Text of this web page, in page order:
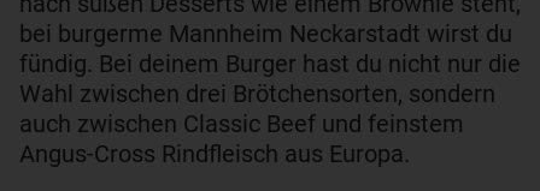
bei burgerme Mannheim Neckarstadt wirst du
fündig. Bei deinem Burger hast du nicht nur die
Wahl zwischen drei Brötchensorten, sondern
auch zwischen Classic Beef und feinstem
Angus-Cross Rindfleisch aus Europa.